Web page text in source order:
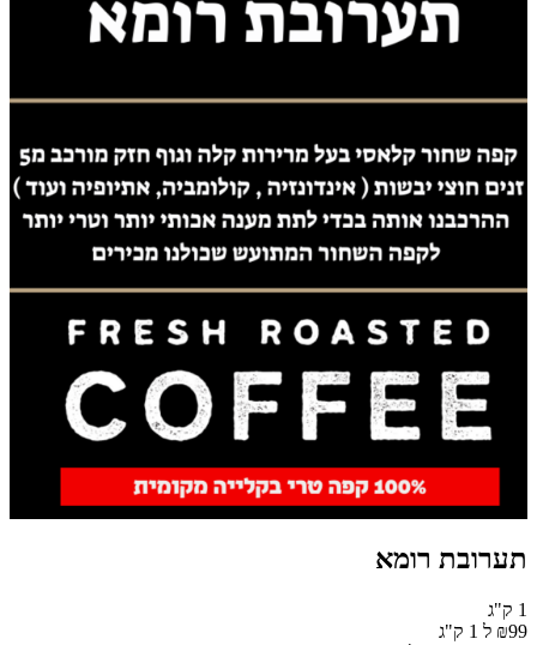
תערובת רומא
1 ק"ג
₪99 ל 1 ק"ג